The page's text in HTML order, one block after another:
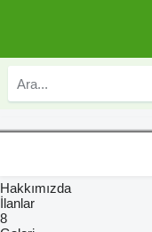
Hakkımızda
İlanlar
8